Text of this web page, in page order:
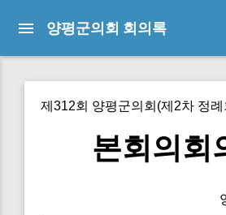
양평군의회 회의록
제312회 양평군의회(제2차 정례
본회의회